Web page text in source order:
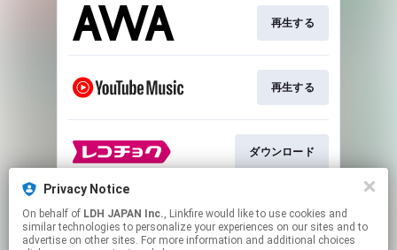
Privacy Notice
On behalf of LDH JAPAN Inc., Linkfire would like to use cookies and
similar technologies to personalize your experiences on our sites and to
advertise on other sites. For more information and additional choices
再生する
再生する
ダウンロード
ダウンロード